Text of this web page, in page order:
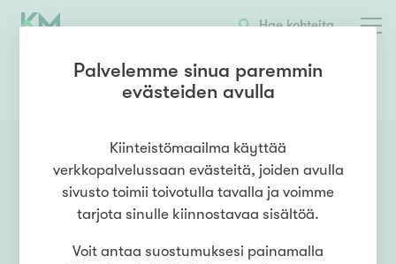
Hae kohteita
0447448206 OTA YHTEYTTÄ
Palvelemme sinua paremmin
evästeiden avulla
Kiinteistömaailma käyttää
verkkopalvelussaan evästeitä, joiden avulla
sivusto toimii toivotulla tavalla ja voimme
tarjota sinulle kiinnostavaa sisältöä.
Voit antaa suostumuksesi painamalla